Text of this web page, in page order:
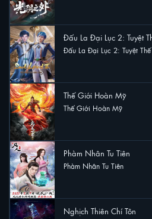
Đấu La Đại Lục 2: Tuyệt
Đấu La Đại Lục 2: Tuyệt
Thế Giới Hoàn Mỹ
Thế Giới Hoàn Mỹ
Phàm Nhân Tu Tiên
Phàm Nhân Tu Tiên
Nghịch Thiên Chí Tôn